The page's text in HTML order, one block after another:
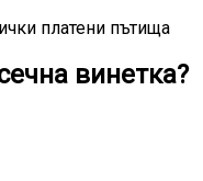
платени пътища
винетка?